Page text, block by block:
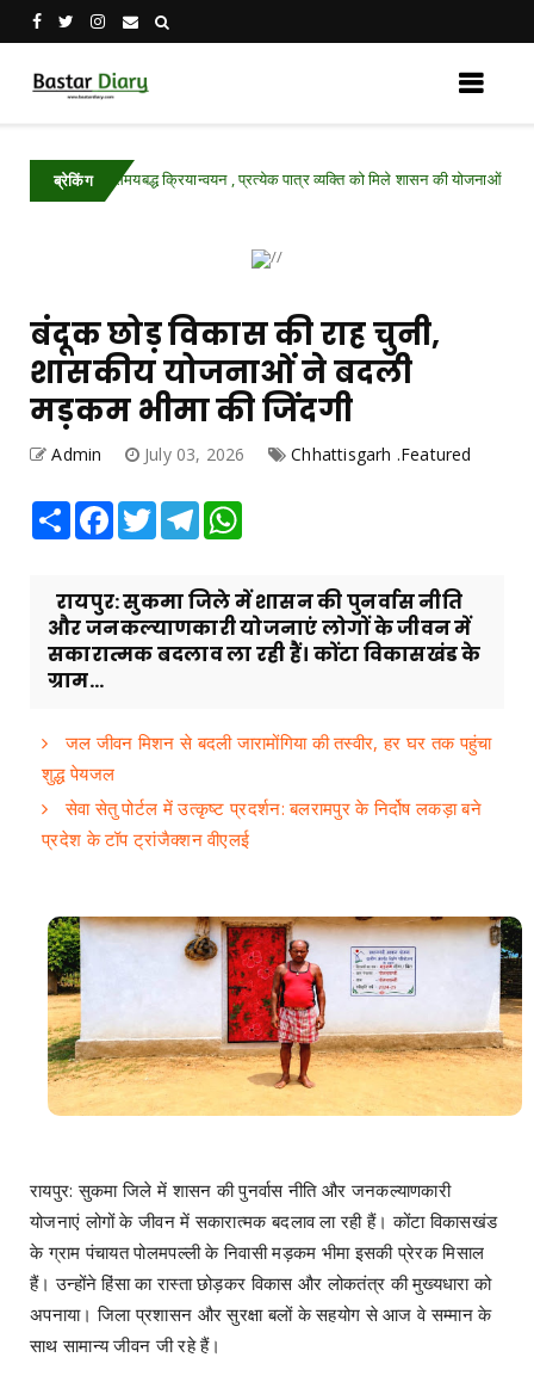
ब्रेकिंग
समयबद्ध क्रियान्वयन , प्रत्येक पात्र व्यक्ति को मिले शासन की योजनाओं का लाभ : मुख्यमंत्री
बंदूक छोड़ विकास की राह चुनी,
शासकीय योजनाओं ने बदली
मड़कम भीमा की जिंदगी
Admin July 03, 2026 Chhattisgarh .Featured
Share Facebook
TwitterTelegram
रायपुर: सुकमा जिले में शासन की पुनर्वास नीति
और जनकल्याणकारी योजनाएं लोगों के जीवन में
सकारात्मक बदलाव ला रही हैं। कोंटा विकासखंड के
ग्राम...
जल जीवन मिशन से बदली जारामोंगिया की तस्वीर, हर घर तक पहुंचा
शुद्ध पेयजल
सेवा सेतु पोर्टल में उत्कृष्ट प्रदर्शन: बलरामपुर के निर्दोष लकड़ा बने
प्रदेश के टॉप ट्रांजैक्शन वीएलई
रायपुर: सुकमा जिले में शासन की पुनर्वास नीति और जनकल्याणकारी
योजनाएं लोगों के जीवन में सकारात्मक बदलाव ला रही हैं। कोंटा विकासखंड
के ग्राम पंचायत पोलमपल्ली के निवासी मड़कम भीमा इसकी प्रेरक मिसाल
हैं। उन्होंने हिंसा का रास्ता छोड़कर विकास और लोकतंत्र की मुख्यधारा को
अपनाया। जिला प्रशासन और सुरक्षा बलों के सहयोग से आज वे सम्मान के
साथ सामान्य जीवन जी रहे हैं।